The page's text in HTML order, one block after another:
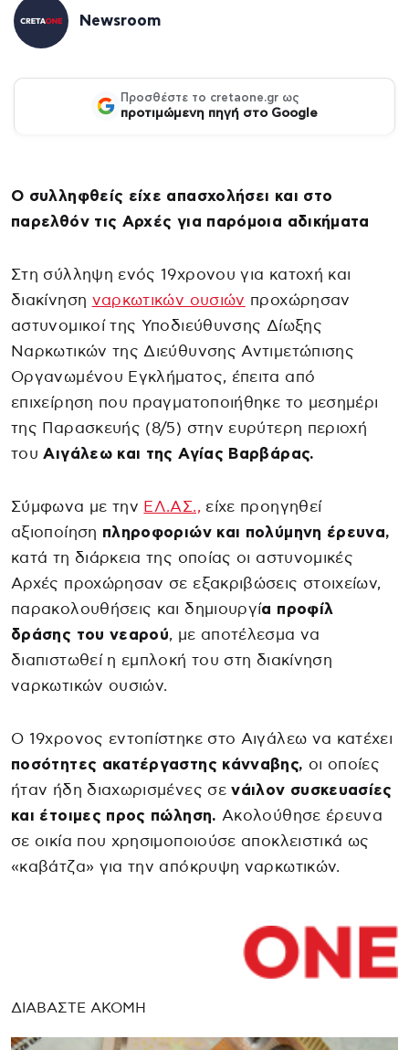
Newsroom
Προσθέστε το cretaone.gr ως
προτιμώμενη πηγή στο Google
Ο συλληφθείς είχε απασχολήσει και στο
παρελθόν τις Αρχές για παρόμοια αδικήματα
Στη σύλληψη ενός 19χρονου για κατοχή και
διακίνηση ναρκωτικών ουσιών προχώρησαν
αστυνομικοί της Υποδιεύθυνσης Δίωξης
Ναρκωτικών της Διεύθυνσης Αντιμετώπισης
Οργανωμένου Εγκλήματος, έπειτα από
επιχείρηση που πραγματοποιήθηκε το μεσημέρι
της Παρασκευής (8/5) στην ευρύτερη περιοχή
του Αιγάλεω και της Αγίας Βαρβάρας.
Σύμφωνα με την ΕΛ.ΑΣ., είχε προηγηθεί
αξιοποίηση πληροφοριών και πολύμηνη έρευνα,
κατά τη διάρκεια της οποίας οι αστυνομικές
Αρχές προχώρησαν σε εξακριβώσεις στοιχείων,
παρακολουθήσεις και δημιουργία προφίλ
δράσης του νεαρού, με αποτέλεσμα να
διαπιστωθεί η εμπλοκή του στη διακίνηση
ναρκωτικών ουσιών.
Ο 19χρονος εντοπίστηκε στο Αιγάλεω να κατέχει
ποσότητες ακατέργαστης κάνναβης, οι οποίες
ήταν ήδη διαχωρισμένες σενάιλον συσκευασίες
και έτοιμες προς πώληση. Ακολούθησε έρευνα
σε οικία που χρησιμοποιούσε αποκλειστικά ως
«καβάτζα» για την απόκρυψη ναρκωτικών.
ΔΙΑΒΑΣΤΕ ΑΚΟΜΗ